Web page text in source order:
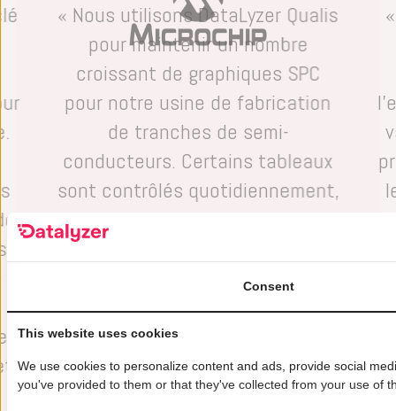
« Nous utilisons DataLyzer Qualis
pour maintenir un nombre
croissant de graphiques SPC
pour notre usine de fabrication
de tranches de semi-
conducteurs. Certains tableaux
sont contrôlés quotidiennement,
pour le dépannage, tandis que
d’autres existent plus ou moins
pour « voir si nous pouvons
trouver quelque chose ».
Récemment, nous avons ajouté
le module AMDE. Je dirais que
Consent
This website uses cookies
We use cookies to personalize content and ads, provide social
you've provided to them or that they've collected from your use of